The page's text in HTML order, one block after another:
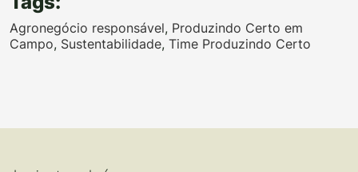
Agronegócio responsável, Produzindo Certo em
Campo, Sustentabilidade, Time Produzindo Certo